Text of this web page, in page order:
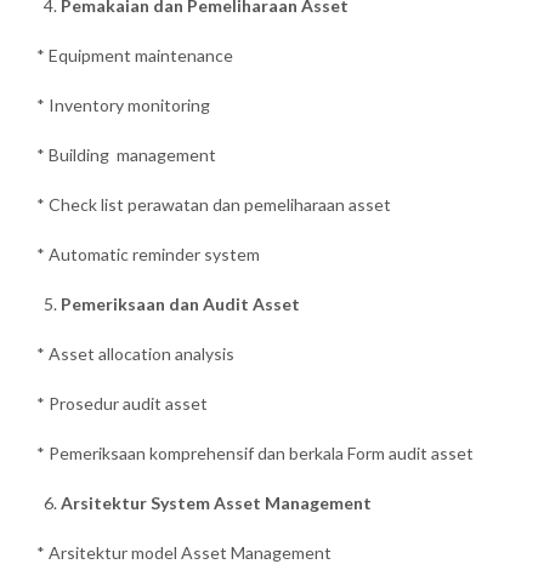
Pemakaian dan Pemeliharaan Asset
* Equipment maintenance
* Inventory monitoring
* Building management
* Check list perawatan dan pemeliharaan asset
* Automatic reminder system
Pemeriksaan dan Audit Asset
* Asset allocation analysis
* Prosedur audit asset
* Pemeriksaan komprehensif dan berkala Form audit asset
Arsitektur System Asset Management
* Arsitektur model Asset Management